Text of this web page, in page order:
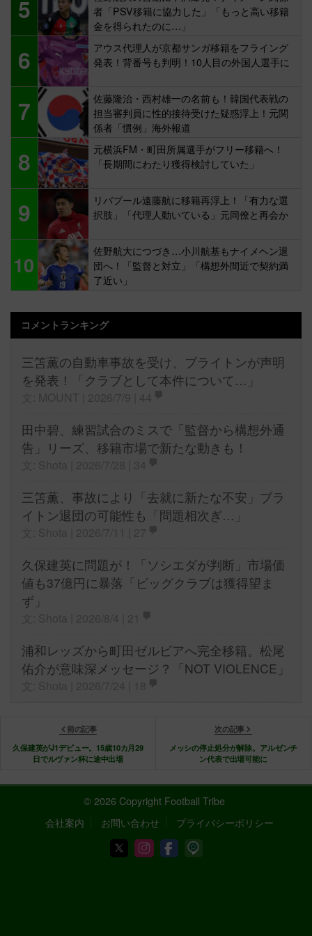
5
者「PSV移籍に協力した」「もっと高い移籍
金を得られたのに…」
6
アウス代理人が京都サンガ移籍をフライング
発表！背番号も判明！10人目の外国人選手に
7
佐藤隆治・西村雄一の名前も！韓国代表戦の
担当審判員に性的接待受けた疑惑浮上！元関
係者「慣例」海外報道
8
元横浜FM・町田所属選手がフリー移籍へ！
「長期間にわたり獲得検討していた」
9
リバプール遠藤航に移籍再浮上！「有力な選
択肢」「代理人動いている」元同僚と再会か
10
佐野航大につづき…小川航基もナイメヘン退
団へ！「監督と対立」「構想外間近で契約満
了近い」
コメントランキング
三笘薫の自動車事故を受け、ブライトンが声明
を発表！「クラブとして本件について…」
田中碧、練習試合のミスで「監督から構想外通
告」リーズ、移籍市場で新たな動きも！
三笘薫、事故により「去就に新たな不安」ブラ
イトン退団の可能性も「問題相次ぎ…」
久保建英に問題が！「ソシエダが判断」市場価
値も37億円に暴落「ビッグクラブは獲得望ま
ず」
浦和レッズから町田ゼルビアへ完全移籍。松尾
佑介が意味深メッセージ？「NOT VIOLENCE」
前の記事
久保建英がJ1デビュー。15歳10カ月29
日でルヴァン杯に途中出場
次の記事
メッシの停止処分が解除。アルゼンチ
ン代表で出場可能に
© 2026 Copyright Football Tribe
会社案内
お問い合わせ プライバシーポリシー